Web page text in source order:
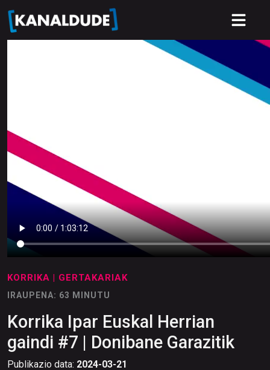
KORRIKA | GERTAKARIAK
IRAUPENA: 63 MINUTU
Korrika Ipar Euskal Herrian
gaindi #7 | Donibane Garazitik
Publikazio data: 2024-03-21